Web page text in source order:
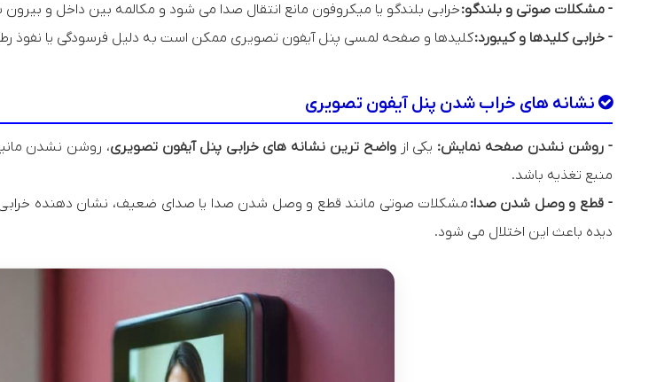
- مشکلات صوتی و بلندگو:خرابی بلندگو یا میکروفون مانع انتقال صدا می شود و مکالمه بین داخل و
- خرابی کلیدها و کیبورد:کلیدها و صفحه لمسی پنل آیفون تصویری ممکن است به دلیل فرسودگی یا نفوذ
نشانه های خراب شدن پنل آیفون تصویری
- روشن نشدن صفحه نمایش: یکی ازواضح ترین نشانه های خرابی پنل آیفون تصویری، روشن نشدن
منبع تغذیه باشد.
- قطع و وصل شدن صدا: مشکلات صوتی مانند قطع و وصل شدن صدا یا صدای ضعیف، نشان دهنده خرابی
دیده باعث این اختلال می شود.